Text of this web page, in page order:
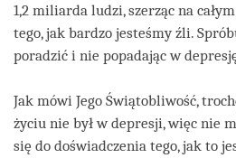
1,2 miliarda ludzi, szerząc na
tego, jak bardzo jesteśmy źli.
poradzić i nie popadając w
Jak mówi Jego Świątobliwość,
życiu nie był w depresji, więc nie
się do doświadczenia tego, jak to